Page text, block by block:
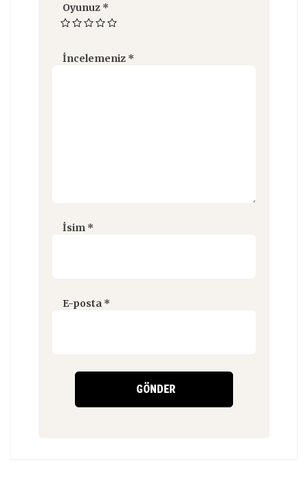
Oyunuz *
İncelemeniz *
İsim *
E-posta *